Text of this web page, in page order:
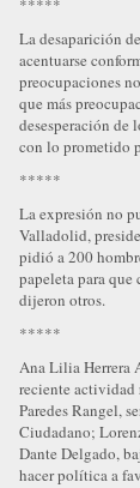
*****
La desaparición
acentuarse
preocupaciones
que más
desesperación de
con lo prometido
*****
La expresión no
Valladolid,
pidió a 200
papeleta para
dijeron otros.
*****
Ana Lilia Herrera
reciente actividad
Paredes Rangel,
Ciudadano;
Dante Delgado,
hacer política a